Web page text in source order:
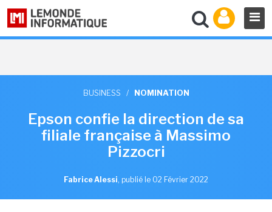
BUSINESS / NOMINATION
Epson confie la direction de sa
filiale française à Massimo
Pizzocri
Fabrice Alessi, publié le 02 Février 2022